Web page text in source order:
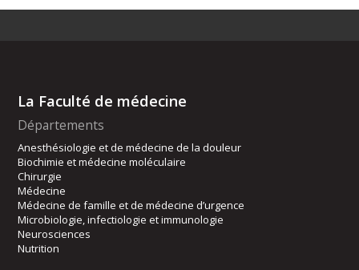
La Faculté de médecine
Départements
Anesthésiologie et de médecine de la douleur
Biochimie et médecine moléculaire
Chirurgie
Médecine
Médecine de famille et de médecine d’urgence
Microbiologie, infectiologie et immunologie
Neurosciences
Nutrition